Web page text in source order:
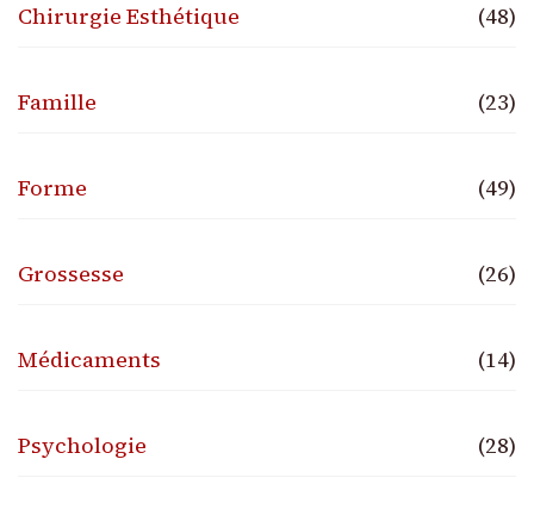
Chirurgie Esthétique (48)
Famille (23)
Forme (49)
Grossesse (26)
Médicaments (14)
Psychologie (28)